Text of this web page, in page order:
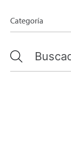
Categoría